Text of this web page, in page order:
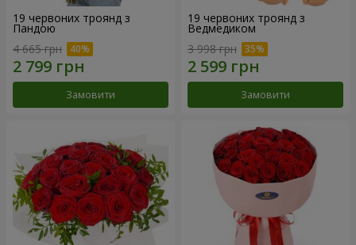
19 червоних троянд з
Пандою
4 665 грн
Замовити
19 червоних троянд з
Ведмедиком
3 998 грн
Замовити